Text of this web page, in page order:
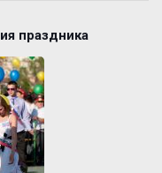
праздника